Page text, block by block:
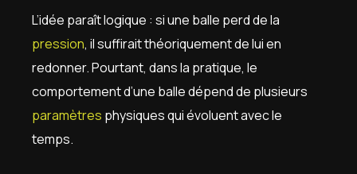
L’idée paraît logique : si une balle perd de la
pression, il suffirait théoriquement de lui en
redonner. Pourtant, dans la pratique, le
comportement d’une balle dépend de plusieurs
paramètres physiques qui évoluent avec le
temps.